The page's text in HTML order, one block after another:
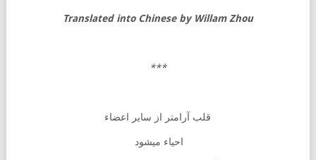
Translated into Chinese by Willam Zhou
***
قلب آرامتر از سایر اعضاء
احیاء میشود